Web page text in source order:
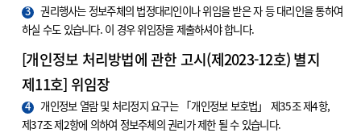
3
권리행사는 정보주체의 법정대리인이나 위임을 받은 자 등 대리인을 통하여
하실 수도 있습니다. 이 경우 위임장을 제출하셔야 합니다.
[개인정보 처리방법에 관한 고시(제2023-12호) 별지
제11호] 위임장
4
개인정보 열람 및 처리정지 요구는 「개인정보 보호법」 제35조 제4항,
제37조 제2항에 의하여 정보주체의 권리가 제한 될 수 있습니다.